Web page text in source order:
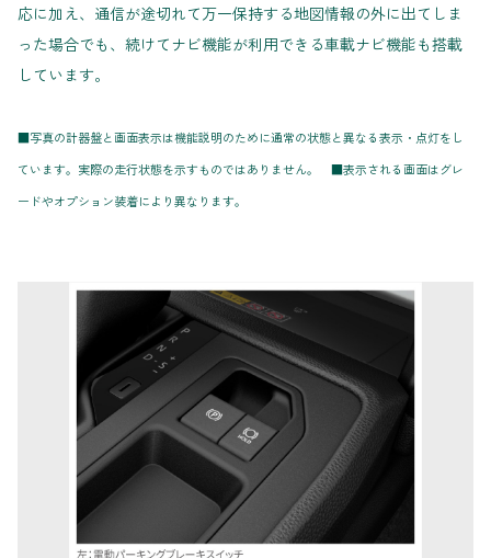
応に加え、通信が途切れて万一保持する地図情報の外に出てしま
った場合でも、続けてナビ機能が利用できる車載ナビ機能も搭載
しています。
■写真の計器盤と画面表示は機能説明のために通常の状態と異なる表示・点灯をし
ています。実際の走行状態を示すものではありません。 ■表示される画面はグレ
ードやオプション装着により異なります。